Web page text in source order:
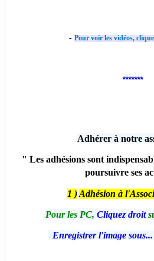
- Pour voir les vidéos,
*******
Adhérer à notre
" Les adhésions sont
poursuivre ses
1 ) Adhésion à
Pour les PC, Cliquez droit
Enregistrer l'image sous...